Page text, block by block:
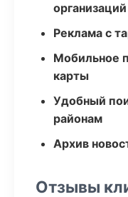
организаций
Реклама с
Мобильное
карты
Удобный
районам
Архив
Отзывы